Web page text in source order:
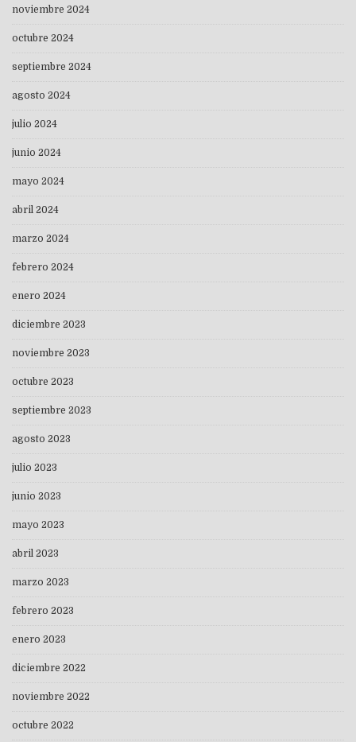
noviembre 2024
octubre 2024
septiembre 2024
agosto 2024
julio 2024
junio 2024
mayo 2024
abril 2024
marzo 2024
febrero 2024
enero 2024
diciembre 2023
noviembre 2023
octubre 2023
septiembre 2023
agosto 2023
julio 2023
junio 2023
mayo 2023
abril 2023
marzo 2023
febrero 2023
enero 2023
diciembre 2022
noviembre 2022
octubre 2022